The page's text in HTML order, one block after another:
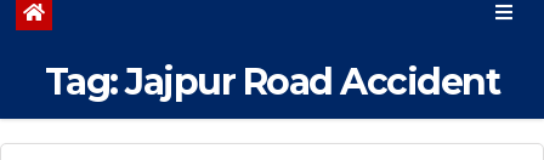
Tag:Jajpur Road Accident